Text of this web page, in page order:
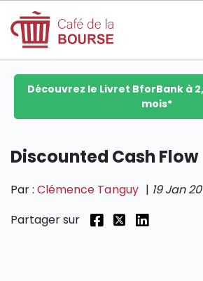
Découvrez le Livret BforBank à
mois*
Discounted Cash Flow
Par :Clémence Tanguy | 19 Jan
Partager sur